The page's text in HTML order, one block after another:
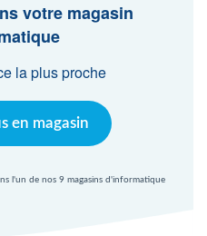
votre magasin
la plus proche
en magasin
l'un de nos 9 magasins d'informatique